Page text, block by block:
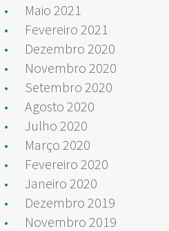
Maio 2021
Fevereiro 2021
Dezembro 2020
Novembro 2020
Setembro 2020
Agosto 2020
Julho 2020
Março 2020
Fevereiro 2020
Janeiro 2020
Dezembro 2019
Novembro 2019